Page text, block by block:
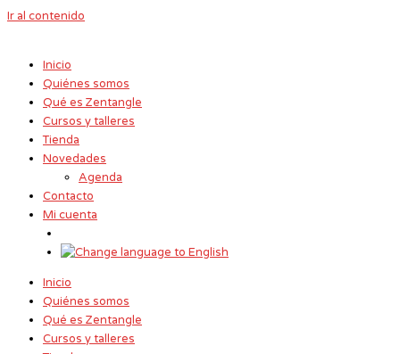
Ir al contenido
Inicio
Quiénes somos
Qué es Zentangle
Cursos y talleres
Tienda
Novedades
Agenda
Contacto
Mi cuenta
Inicio
Quiénes somos
Qué es Zentangle
Cursos y talleres